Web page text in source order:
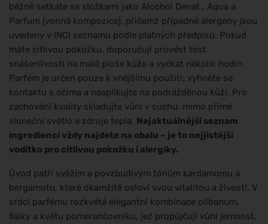
běžně setkáte se složkami jako Alcohol Denat., Aqua a
Parfum (vonná kompozice), přičemž případné alergeny jsou
uvedeny v INCI seznamu podle platných předpisů. Pokud
máte citlivou pokožku, doporučuji provést test
snášenlivosti na malé ploše kůže a vyčkat několik hodin.
Parfém je určen pouze k vnějšímu použití; vyhněte se
kontaktu s očima a neaplikujte na podrážděnou kůži. Pro
zachování kvality skladujte vůni v suchu, mimo přímé
sluneční světlo a zdroje tepla. Nejaktuálnější seznam
ingrediencí vždy najdete na obalu – je to nejjistější
vodítko pro citlivou pokožku i alergiky.
Úvod patří svěžím a povzbudivým tónům kardamomu a
bergamotu, které okamžitě osloví svou vitalitou a živostí. V
srdci parfému rozkvétá elegantní kombinace olibanum,
fialky a květu pomerančovníku, jež propůjčují vůni jemnost,